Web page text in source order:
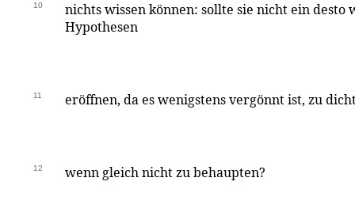
10
nichts wissen können: sollte sie nicht ein desto
Hypothesen
11 eröffnen, da es wenigstens vergönnt ist, zu
12 wenn gleich nicht zu behaupten?